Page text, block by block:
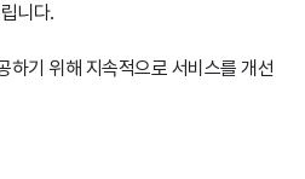
니다.
하기 위해 지속적으로 서비스를 개선